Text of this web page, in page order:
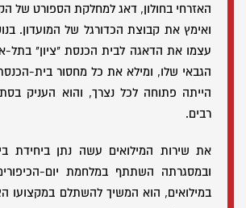
האזרחי בחולון, דאג למחלקת הספורט של
ואימץ את קבוצת הכדורגל של המועדון.
עצמו את הדאגה לבית הכנסת "ציון" בתל-
הגבאי שלו, ומילא את כל מחסור בית-הכנסת
הייתה פתוחה לכל נצרך, והוא העניק
רבים.
את שירות המילואים עשה נתן ביחידת
ובמסגרתה השתתף במלחמת יום-
במילואים, הוא המשיך להשתלם במקצועו